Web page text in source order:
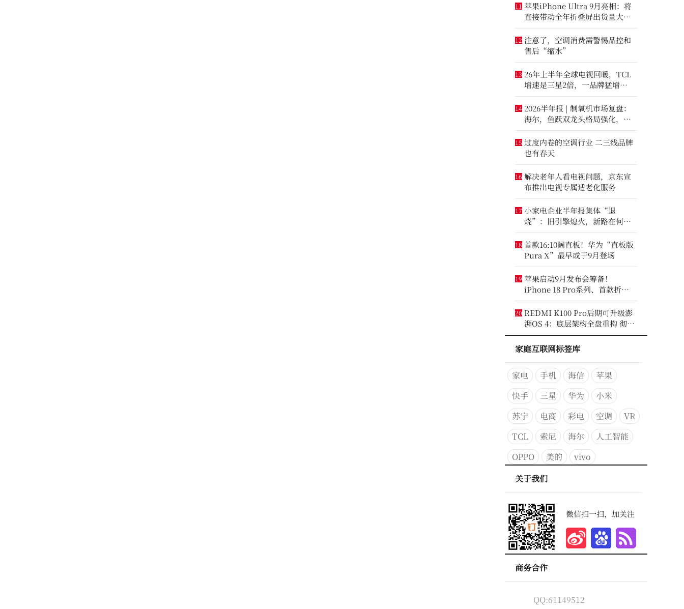
11 苹果iPhone Ultra 9月亮相：将
直接带动全年折叠屏出货量大涨
20%
12 注意了，空调消费需警惕品控和
售后“缩水”
13 26年上半年全球电视回暖，TCL
增速是三星2倍，一品牌猛增
14.8%
14 2026半年报 | 制氧机市场复盘：
海尔，鱼跃双龙头格局强化，大
升数制氧市场进一步打开
15 过度内卷的空调行业 二三线品牌
也有春天
16 解决老年人看电视问题，京东宣
布推出电视专属适老化服务
17 小家电企业半年报集体“退
烧”：旧引擎熄火，新路在何
方？
18 首款16:10阔直板！华为“直板版
Pura X”最早或于9月登场
19 苹果启动9月发布会筹备！
iPhone 18 Pro系列、首款折叠
iPhone将亮相
20 REDMI K100 Pro后期可升级澎
湃OS 4：底层架构全盘重构 彻底
剥离MIUI遗留代码
家庭互联网标签库
家电 手机 海信
苹果
快手
三星 华为
小米
苏宁
电商 彩电 空调
VR
TCL
索尼 海尔
人工智能
OPPO
美的
vivo
关于我们
微信扫一扫，加关注
商务合作
QQ:61149512